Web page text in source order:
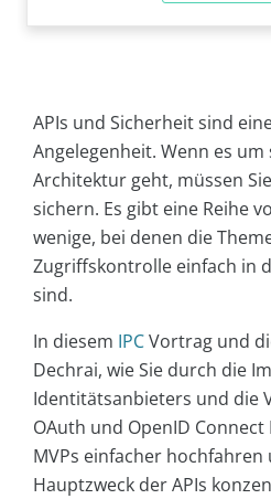
APIs und Sicherheit sind
Angelegenheit. Wenn es
Architektur geht, müssen
sichern. Es gibt eine Reihe
wenige, bei denen die
Zugriffskontrolle einfach in
sind.
In diesem IPCVortrag und
Dechrai, wie Sie durch die
Identitätsanbieters und die
OAuth und OpenID
MVPs einfacher hochfahren
Hauptzweck der APIs